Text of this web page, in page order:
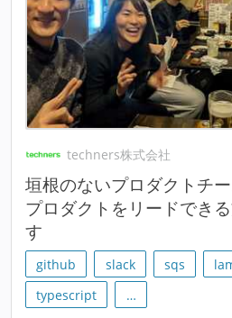
techners株式会社
垣根のないプロダクトチ
プロダクトをリードでき
す
github slack sqs
typescript
…